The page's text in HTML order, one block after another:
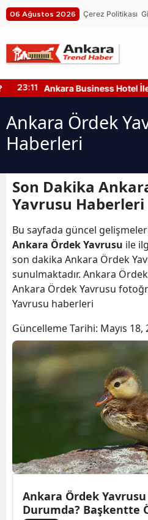
06 Ağustos 2026 Çerez Politikası
23:11
Ankara Business Hotel
Ankara Ördek
Haberleri
Son Dakika
Yavrusu Haberleri
Bu sayfada güncel
Ankara Ördek Yavrusu ile
son dakika Ankara Ördek
sunulmaktadır. Ankara
Ankara Ördek Yavrusu
Yavrusu haberleri
Güncelleme Tarihi: Mayıs 18,
Ankara Ördek Yavrusu
Durumda? Başkentte